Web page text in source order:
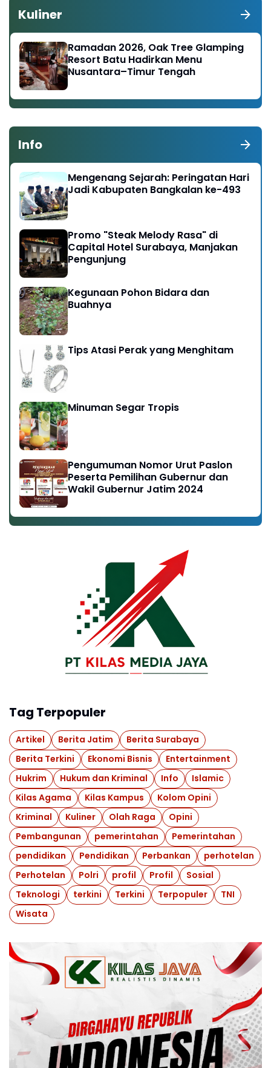
Kuliner
Ramadan 2026, Oak Tree Glamping
Resort Batu Hadirkan Menu
Nusantara–Timur Tengah
Info
Mengenang Sejarah: Peringatan Hari
Jadi Kabupaten Bangkalan ke-493
Promo "Steak Melody Rasa" di
Capital Hotel Surabaya, Manjakan
Pengunjung
Kegunaan Pohon Bidara dan
Buahnya
Tips Atasi Perak yang Menghitam
Minuman Segar Tropis
Pengumuman Nomor Urut Paslon
Peserta Pemilihan Gubernur dan
Wakil Gubernur Jatim 2024
Tag Terpopuler
Artikel Berita Jatim
Berita Surabaya
Berita Terkini
Ekonomi Bisnis
Entertainment
Hukrim
Hukum dan Kriminal Info
Islamic
Kilas Agama
Kilas Kampus
Kolom Opini
Kriminal
Kuliner Olah Raga
Opini
Pembangunan
pemerintahan
Pemerintahan
pendidikan
Pendidikan Perbankan
perhotelan
Perhotelan
Polri profil Profil
Sosial
Teknologi
terkini Terkini Terpopuler
TNI
Wisata